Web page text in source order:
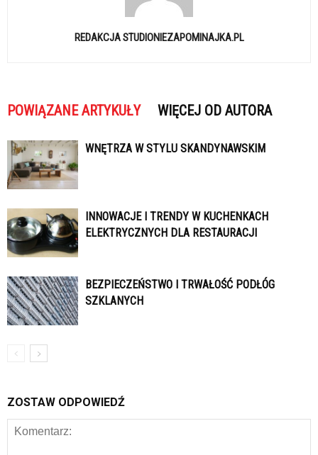
REDAKCJA STUDIONIEZAPOMINAJKA.PL
POWIĄZANE ARTYKUŁY WIĘCEJ OD AUTORA
WNĘTRZA W STYLU SKANDYNAWSKIM
INNOWACJE I TRENDY W KUCHENKACH
ELEKTRYCZNYCH DLA RESTAURACJI
BEZPIECZEŃSTWO I TRWAŁOŚĆ PODŁÓG
SZKLANYCH
ZOSTAW ODPOWIEDŹ